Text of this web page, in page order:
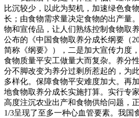
比沉较少，以此为契机，加速绿色食
长；由食物需求量决定食物的出产量
物和宣传品，让人们熟练控制食物取
公布的《中国食物取养分成长纲要（
简称《纲要》），二是加大宣传力度
食物质量平安工做量大而复杂。养分
分不脚改变为养分过剩所惹起的，为
多样化。保障食物平安难度加大。再
地食物取养分成长实施打算。实行专
高度注沉农业出产和食物供给问题，
1/3呈现了至多一种心血管要素。我国